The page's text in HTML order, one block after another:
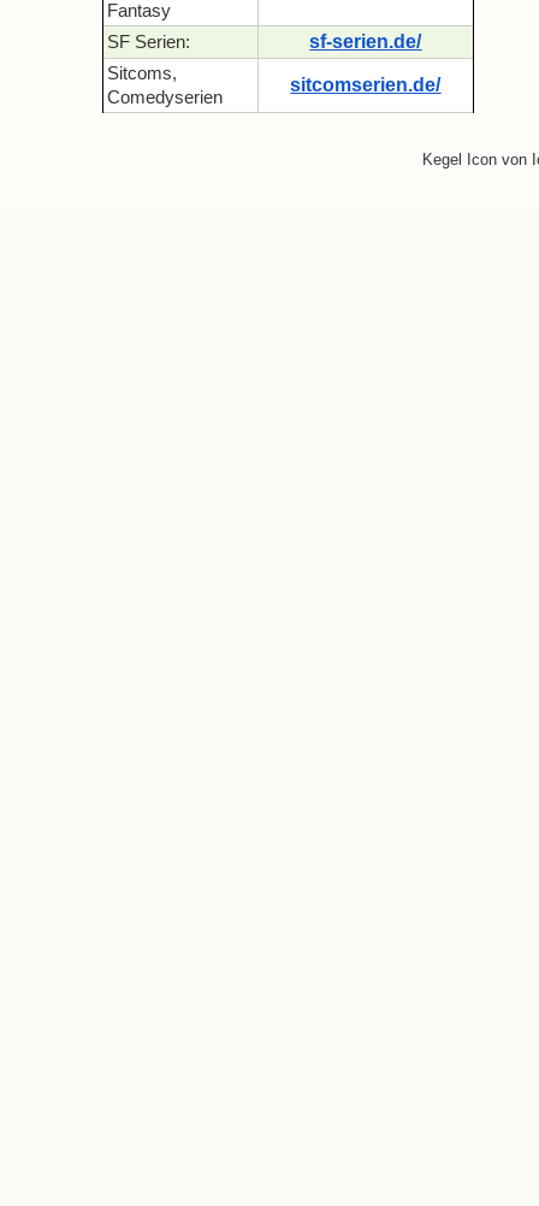
Fantasy
SF Serien: sf-serien.de/
Sitcoms,
Comedyserien
sitcomserien.de/
Kegel Icon von